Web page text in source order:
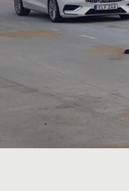
BOKA
KONTAKTA OSS